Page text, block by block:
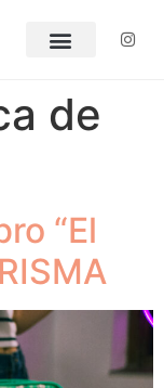
de
“El